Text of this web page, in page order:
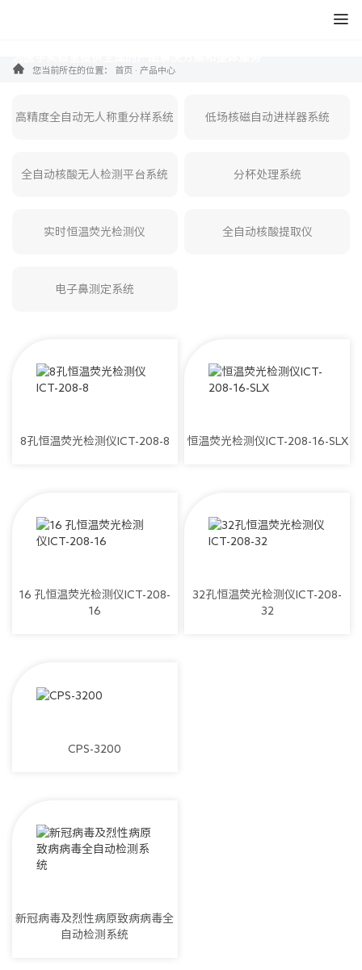
您当前所在的位置： 首页 · 产品中心
高精度全自动无人称重分样系统 低场核磁自动进样器系统
全自动核酸无人检测平台系统 分杯处理系统
实时恒温荧光检测仪 全自动核酸提取仪
电子鼻测定系统
8孔恒温荧光检测仪ICT-208-8 恒温荧光检测仪ICT-208-16-SLX
16 孔恒温荧光检测仪ICT-208-
16
32孔恒温荧光检测仪ICT-208-
32
CPS-3200
新冠病毒及烈性病原致病病毒全
自动检测系统